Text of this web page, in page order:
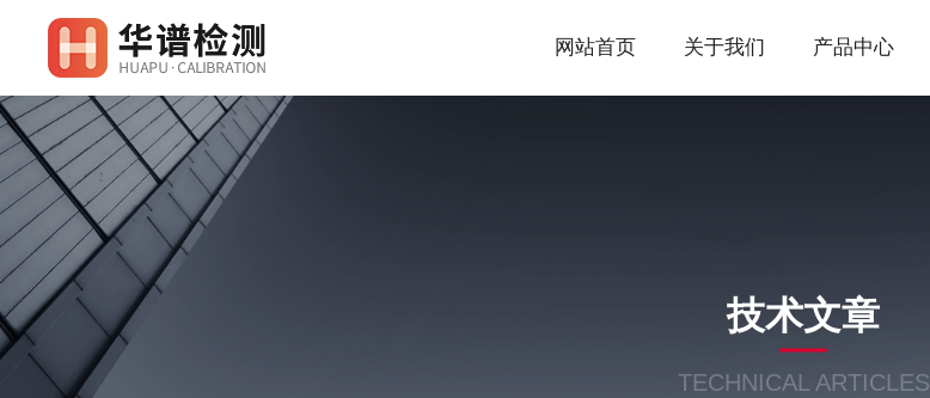
网站首页 关于我们 产品中心
技术文章
TECHNICAL ARTICLES